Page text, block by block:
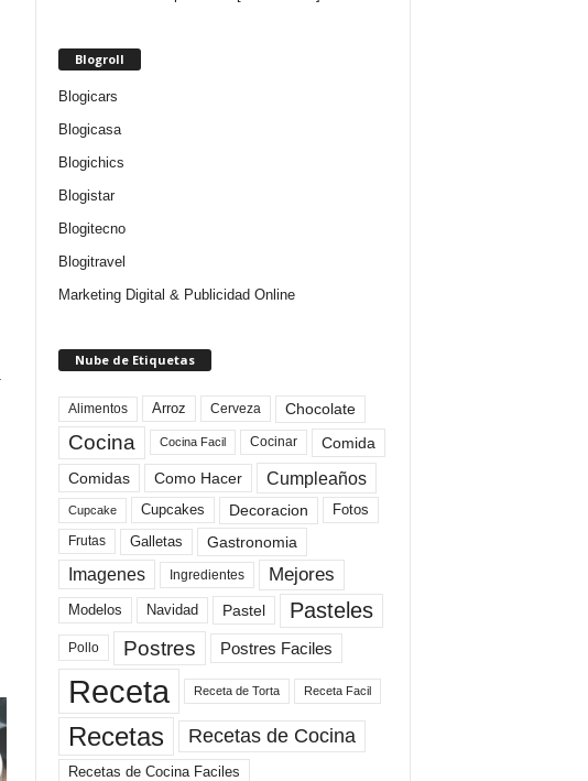
Blogroll
Blogicars
Blogicasa
Blogichics
Blogistar
Blogitecno
Blogitravel
Marketing Digital & Publicidad Online
Nube de Etiquetas
Alimentos Arroz Cerveza Chocolate
Cocina Cocina Facil Cocinar
Comida
Comidas
Como Hacer Cumpleaños
Cupcake Cupcakes Decoracion Fotos
Frutas Galletas Gastronomia
Imagenes Ingredientes Mejores
Modelos Navidad Pastel Pasteles
Pollo Postres Postres Faciles
Receta Receta de Torta Receta Facil
Recetas Recetas de Cocina
Recetas de Cocina Faciles